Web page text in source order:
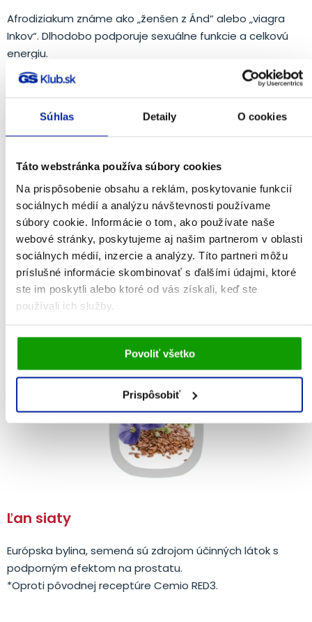
Súhlas Detaily O cookies
Táto webstránka používa súbory cookies
Na prispôsobenie obsahu a reklám, poskytovanie funkcií
sociálnych médií a analýzu návštevnosti používame
súbory cookie. Informácie o tom, ako používate naše
webové stránky, poskytujeme aj našim partnerom v oblasti
sociálnych médií, inzercie a analýzy. Títo partneri môžu
príslušné informácie skombinovať s ďalšími údajmi, ktoré
ste im poskytli alebo ktoré od vás získali, keď ste
používali ich služby.
Vami udelený súhlas bude uchovávaný po dobu jedného
roka. Zmenu nastavení Vami odsúhlasených cookies
môžete upraviť v časti stránkyInformácie o cookies.
Povoliť všetko
Prispôsobiť
Afrodiziakum známe ako „ženšen z Ánd“ alebo „viagra
Inkov“. Dlhodobo podporuje sexuálne funkcie a celkovú
energiu.
Sibírsky ženšen
Podporuje imunitný systém, vďaka čomu sa organizmus
lepšie adaptuje voči vonkajším vplyvom a je odolnejší a
vitálnejší. Účinky sibírskeho ženšenu boli preukázané
Ľan siaty
Európska bylina, semená sú zdrojom účinných látok s
podporným efektom na prostatu.
*Oproti pôvodnej receptúre Cemio RED3.